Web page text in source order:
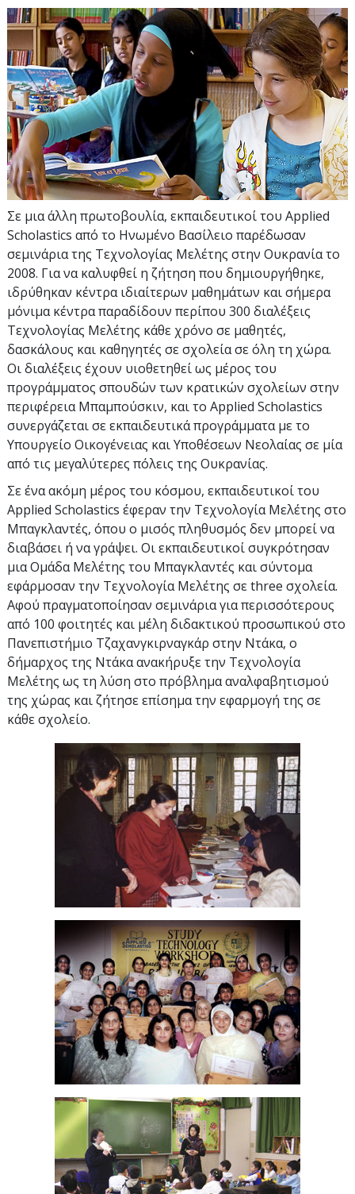
Σε μια άλλη πρωτοβουλία, εκπαιδευτικοί του Applied
Scholastics από το Ηνωμένο Βασίλειο παρέδωσαν
σεμινάρια της Τεχνολογίας Μελέτης στην Ουκρανία το
2008. Για να καλυφθεί η ζήτηση που δημιουργήθηκε,
ιδρύθηκαν κέντρα ιδιαίτερων μαθημάτων και σήμερα
μόνιμα κέντρα παραδίδουν περίπου 300 διαλέξεις
Τεχνολογίας Μελέτης κάθε χρόνο σε μαθητές,
δασκάλους και καθηγητές σε σχολεία σε όλη τη χώρα.
Οι διαλέξεις έχουν υιοθετηθεί ως μέρος του
προγράμματος σπουδών των κρατικών σχολείων στην
περιφέρεια Μπαμπούσκιν, και το Applied Scholastics
συνεργάζεται σε εκπαιδευτικά προγράμματα με το
Υπουργείο Οικογένειας και Υποθέσεων Νεολαίας σε μία
από τις μεγαλύτερες πόλεις της Ουκρανίας.
Σε ένα ακόμη μέρος του κόσμου, εκπαιδευτικοί του
Applied Scholastics έφεραν την Τεχνολογία Μελέτης στο
Μπαγκλαντές, όπου ο μισός πληθυσμός δεν μπορεί να
διαβάσει ή να γράψει. Οι εκπαιδευτικοί συγκρότησαν
μια Ομάδα Μελέτης του Μπαγκλαντές και σύντομα
εφάρμοσαν την Τεχνολογία Μελέτης σεthree σχολεία.
Αφού πραγματοποίησαν σεμινάρια για περισσότερους
από 100 φοιτητές και μέλη διδακτικού προσωπικού στο
Πανεπιστήμιο Τζαχανγκιρναγκάρ στην Ντάκα, ο
δήμαρχος της Ντάκα ανακήρυξε την Τεχνολογία
Μελέτης ως τη λύση στο πρόβλημα αναλφαβητισμού
της χώρας και ζήτησε επίσημα την εφαρμογή της σε
κάθε σχολείο.